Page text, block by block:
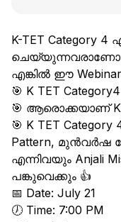
K-TET Category
ചെയ്യുന്നവരാണോ
എങ്കിൽ ഈ
🎯 K TET
🎯 ആരൊക്കയാണ് K
🎯 K TET
Pattern, മുൻവർഷ
എന്നിവയും Anjali
പങ്കുവെക്കും 👍
📅 Date: July 21
🕖 Time: 7:00 PM